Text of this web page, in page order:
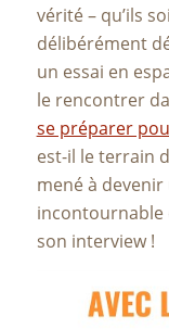
vérité – qu’ils
délibérément
un essai en
le rencontrer
se préparer
est-il le terrain
mené à
incontournable
son interview !